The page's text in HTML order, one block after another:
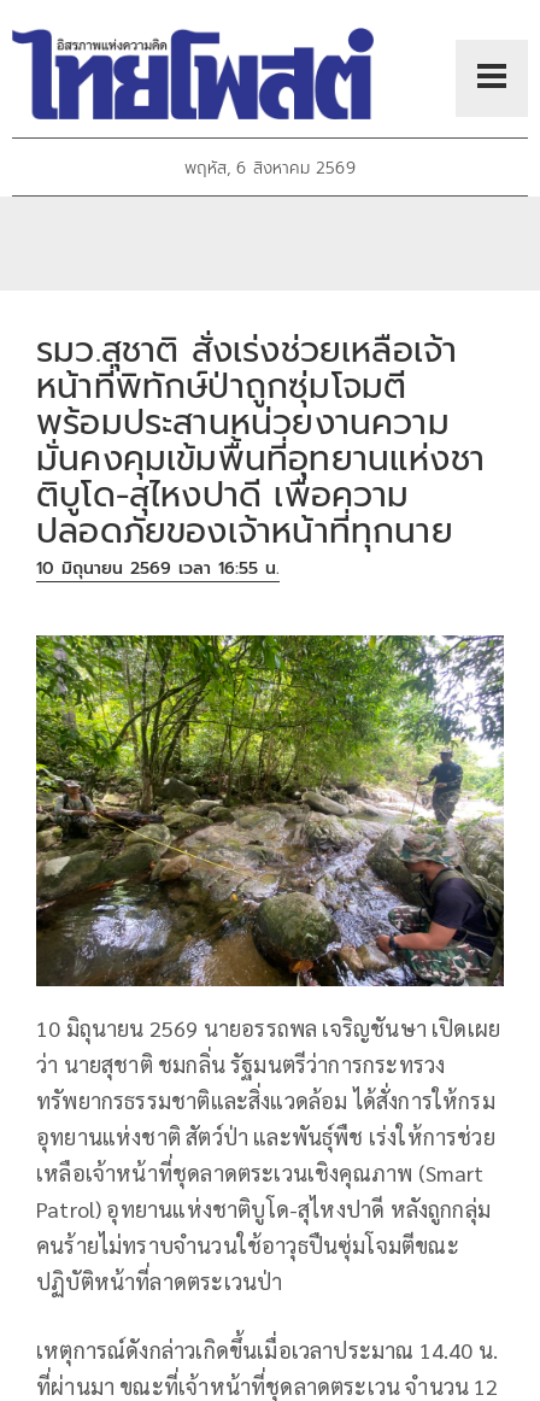
พฤหัส, 6 สิงหาคม 2569
รมว.สุชาติ สั่งเร่งช่วยเหลือเจ้า
หน้าที่พิทักษ์ป่าถูกซุ่มโจมตี
พร้อมประสานหน่วยงานความ
มั่นคงคุมเข้มพื้นที่อุทยานแห่งชา
ติบูโด-สุไหงปาดี​ เพื่อความ
ปลอดภัยของเจ้าหน้าที่ทุกนาย
10 มิถุนายน 2569 เวลา 16:55 น.
10 มิถุนายน 2569 นายอรรถพล​ เจริญชันษา​ เปิดเผย
ว่า​ นายสุชาติ ชมกลิ่น รัฐมนตรีว่าการกระทรวง
ทรัพยากรธรรมชาติและสิ่งแวดล้อม ได้สั่งการให้กรม
อุทยานแห่งชาติ สัตว์ป่า และพันธุ์พืช เร่งให้การช่วย
เหลือเจ้าหน้าที่ชุดลาดตระเวนเชิงคุณภาพ (Smart
Patrol) อุทยานแห่งชาติบูโด-สุไหงปาดี หลังถูกกลุ่ม
คนร้ายไม่ทราบจำนวนใช้อาวุธปืนซุ่มโจมตีขณะ
ปฏิบัติหน้าที่ลาดตระเวนป่า
​เหตุการณ์ดังกล่าวเกิดขึ้นเมื่อเวลาประมาณ 14.40 น.
ที่ผ่านมา​ ขณะที่เจ้าหน้าที่ชุดลาดตระเวน จำนวน 12